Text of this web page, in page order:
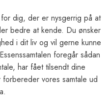
dig, der er nysgerrig på at
bedre at kende. Du ønsker
i dit liv og vil gerne kunne
foregår sådan
har fået tilsendt dine
vores samtale ud